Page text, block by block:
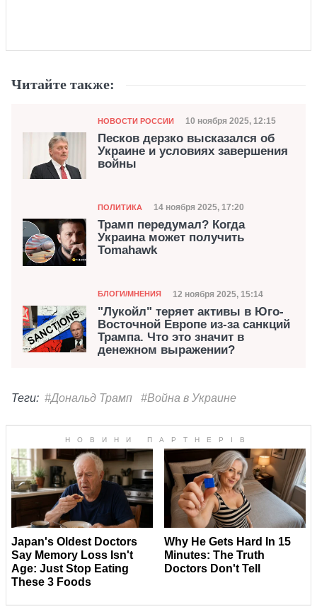
Читайте также:
Категория
НОВОСТИ РОССИИ Дата публикации
10 ноября 2025, 12:15
Песков дерзко высказался об
Украине и условиях завершения
войны
Категория
ПОЛИТИКА Дата публикации
14 ноября 2025, 17:20
Трамп передумал? Когда
Украина может получить
Tomahawk
Категория
БЛОГИ/МНЕНИЯ Дата публикации
12 ноября 2025, 15:14
"Лукойл" теряет активы в Юго-
Восточной Европе из-за санкций
Трампа. Что это значит в
денежном выражении?
Теги: #Дональд Трамп #Война в Украине